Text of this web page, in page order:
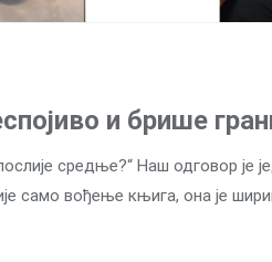
и брише
средње?“ Наш одговор је
само вођење књига, она је